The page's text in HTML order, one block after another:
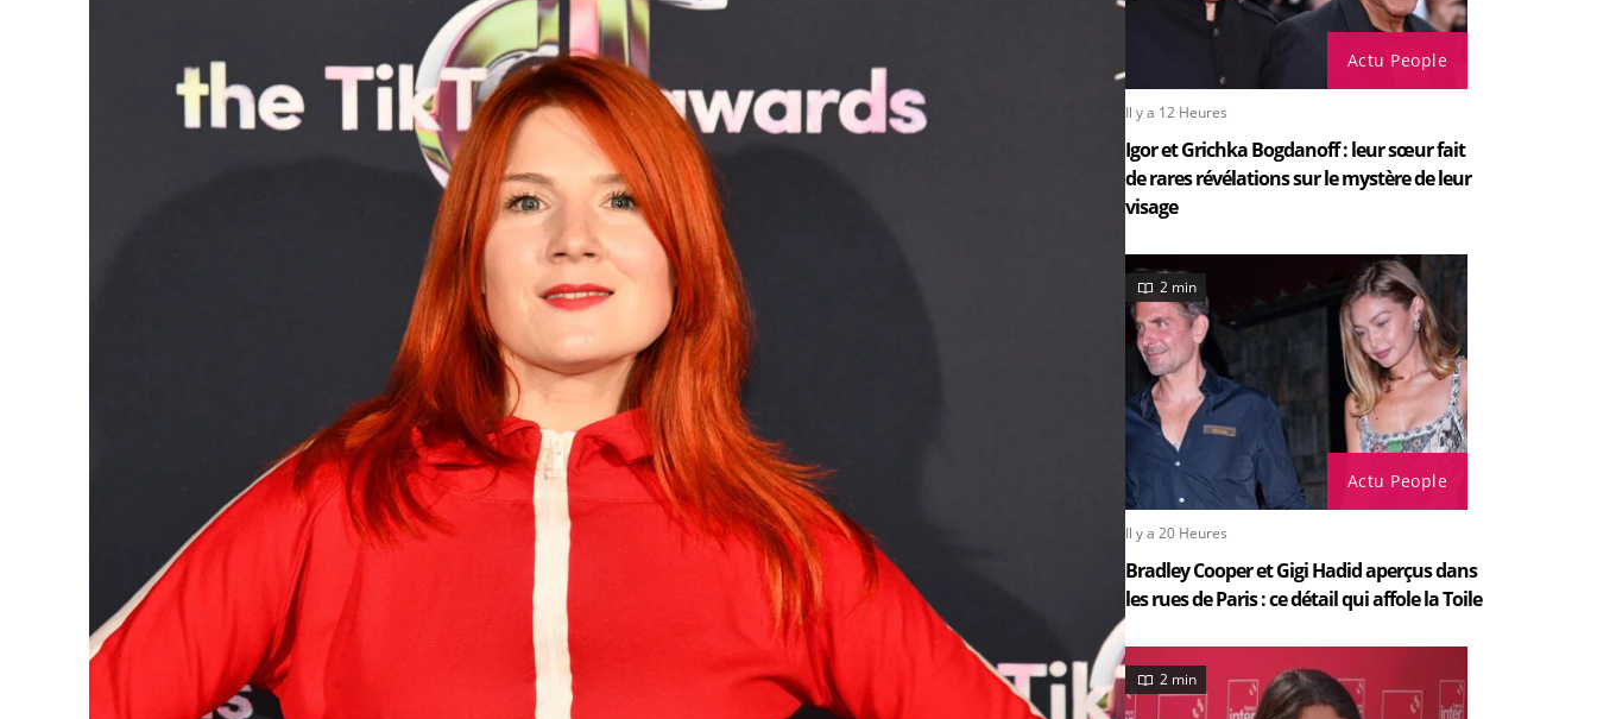
Actu People
Il y a 12 Heures
Igor et Grichka Bogdanoff : leur sœur fait
de rares révélations sur le mystère de leur
visage
Actu People
2 min
Il y a 20 Heures
Bradley Cooper et Gigi Hadid aperçus dans
les rues de Paris : ce détail qui affole la Toile
2 min